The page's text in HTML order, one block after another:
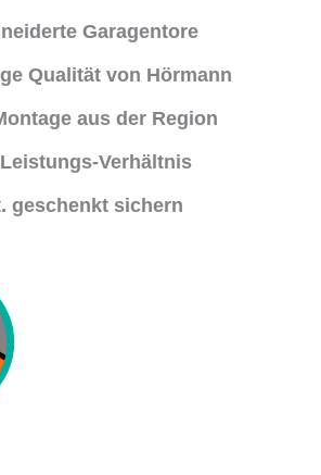
Garagentore
Qualität von Hörmann
aus der Region
Verhältnis
geschenkt sichern